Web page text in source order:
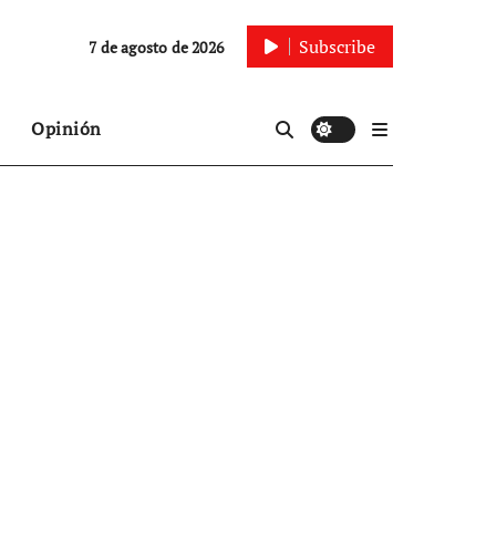
7 de agosto de 2026 Subscribe
Opinión